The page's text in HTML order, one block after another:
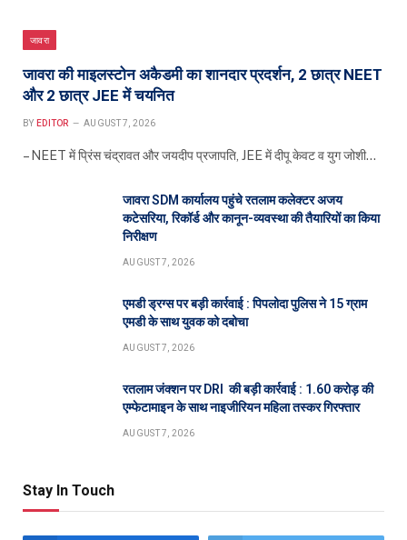
जावरा
जावरा की माइलस्टोन अकैडमी का शानदार प्रदर्शन, 2 छात्र NEET
और 2 छात्र JEE में चयनित
BY EDITOR AUGUST 7, 2026
– NEET में प्रिंस चंद्रावत और जयदीप प्रजापति, JEE में दीपू केवट व युग जोशी…
जावरा SDM कार्यालय पहुंचे रतलाम कलेक्टर अजय
कटेसरिया, रिकॉर्ड और कानून-व्यवस्था की तैयारियों का किया
निरीक्षण
AUGUST 7, 2026
एमडी ड्रग्स पर बड़ी कार्रवाई : पिपलोदा पुलिस ने 15 ग्राम
एमडी के साथ युवक को दबोचा
AUGUST 7, 2026
रतलाम जंक्शन पर DRI की बड़ी कार्रवाई : 1.60 करोड़ की
एम्फेटामाइन के साथ नाइजीरियन महिला तस्कर गिरफ्तार
AUGUST 7, 2026
Stay In Touch